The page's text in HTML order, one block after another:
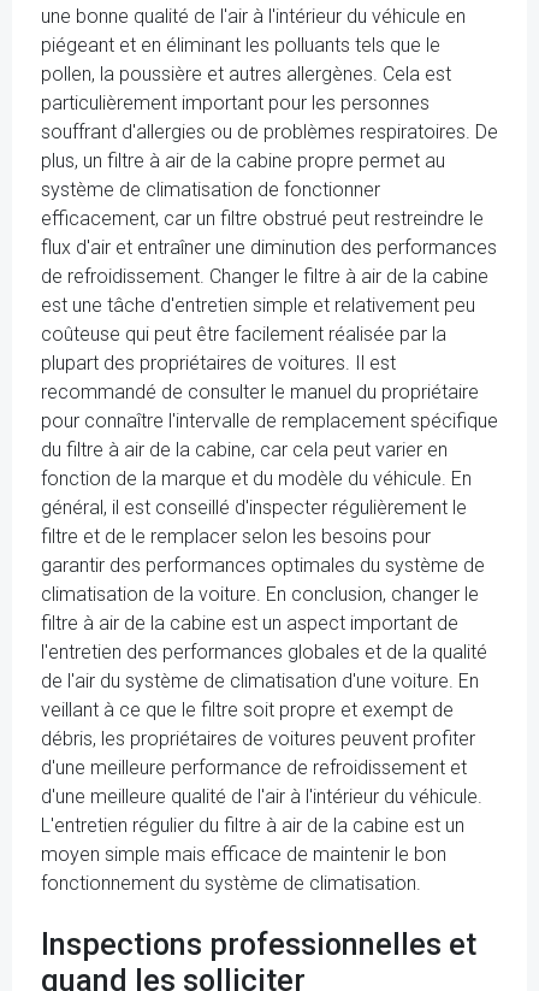
une bonne qualité de l'air à l'intérieur du véhicule en
piégeant et en éliminant les polluants tels que le
pollen, la poussière et autres allergènes. Cela est
particulièrement important pour les personnes
souffrant d'allergies ou de problèmes respiratoires. De
plus, un filtre à air de la cabine propre permet au
système de climatisation de fonctionner
efficacement, car un filtre obstrué peut restreindre le
flux d'air et entraîner une diminution des performances
de refroidissement. Changer le filtre à air de la cabine
est une tâche d'entretien simple et relativement peu
coûteuse qui peut être facilement réalisée par la
plupart des propriétaires de voitures. Il est
recommandé de consulter le manuel du propriétaire
pour connaître l'intervalle de remplacement spécifique
du filtre à air de la cabine, car cela peut varier en
fonction de la marque et du modèle du véhicule. En
général, il est conseillé d'inspecter régulièrement le
filtre et de le remplacer selon les besoins pour
garantir des performances optimales du système de
climatisation de la voiture. En conclusion, changer le
filtre à air de la cabine est un aspect important de
l'entretien des performances globales et de la qualité
de l'air du système de climatisation d'une voiture. En
veillant à ce que le filtre soit propre et exempt de
débris, les propriétaires de voitures peuvent profiter
d'une meilleure performance de refroidissement et
d'une meilleure qualité de l'air à l'intérieur du véhicule.
L'entretien régulier du filtre à air de la cabine est un
moyen simple mais efficace de maintenir le bon
fonctionnement du système de climatisation.
Inspections professionnelles et
quand les solliciter